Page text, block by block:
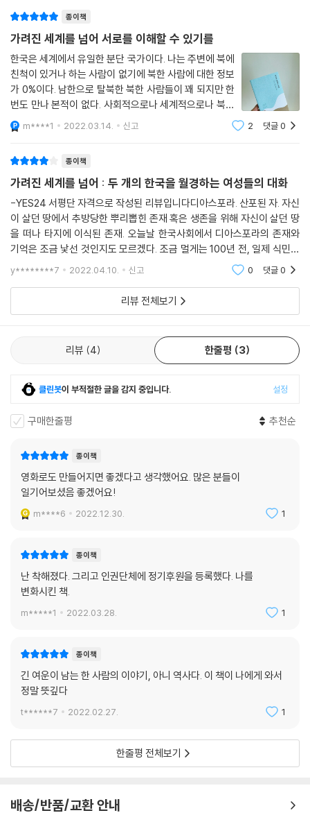
왜 헤어졌고 어떻게 영국에 함께 있는 지, 책에 모두 풀어놓았습니다.
Q 저자 두 분 모두 한국어를 쓰는 한국인인데 정작 한국에서 출간한 책은
번역서입니다. 어쩌다 이런 복잡한 과정을 거치고서야 한국 독자들과 만나
게 되었는지요.
(채세린) 그건 제 글쓰기 언어 때문이에요. 저는 유년기부터 계속 프랑스
어권 나라에 살았거든요. 집에선 한국어를, 바깥에선 영어 프랑스어 스페
인어 등 주로 외국어를 쓰며 자랐죠. 물론 그중에서 모국어인 한국어는 절
듣고는 박지현 님이 프랑스어로 쓰는 게 좋겠다고 제안해 주었고요. 참 고
마운 일이죠. 우린 한국어로 대화를 나누고 한국어 특유의 독특한 감정을
프랑스어로 세심하게 표현할 수 있었어요. 지현 님은 프랑스어를 모르니까
쓰면서 일부분씩 영역본으로 확인받고 수정하면서 의견을 교환하는, 그런
과정을 거쳤어요. 우리 둘 다 아주 만족해요.
Q 그래서 프랑스 출판사에서 먼저 나온 거군요. 두 분 다 첫 작품이고 프랑
(채세린) 작업을 하면서 글 일부를 평소 눈여겨 본 프랑스 출판사에 보냈
어요. 프랑스에선 완성된 원고를 보내도 출판 계약으로 이어지기 어려운
현실인데 이례적이죠. 이렇게 출간으로 수월하게 이어진 이유는 프랑스인
들이 한반도 상황에 관심이 많기 때문이기도 해요. 그 사람들은 특정 이슈
에 깊이 파고드는 성향이 있거든요. 이 주제가 눈에 띈 거죠. 세계에서 유일
한 분단국가잖아요. 게다가 북한과 남한 사람이, 그것도 ‘여성’이 함께 한
작업이라는 점에 지대한 관심을 보이더군요. 저희 둘 다 60년대에 태어났
민학교(현 초등학교) 3년을 한국에서 다녔는데 북한은 나쁘고 무서운 나
라로 인식했어요, 지현 님 역시 남한을 무찔러야 할 대상으로만 교육받았
죠. 그 탓에 처음엔 서로를 경계 지을 수밖에 없었어요. 우리는 5년 가까이
만나 대화를 나누면서 우리를 나눴던 그 지점이 무엇인지를 알아냈죠. 서
인 이유죠.
Q 이 책이 기존 탈북자가 쓴 책과 다른 점이 있다면 무엇을 들 수 있을까
요?
(채세린) 유럽에는 북한 관련 책이 많아요. 탈북민이 쓴 책도 있고요. 최근
데 요약하면 이래요.
이나 가난, 불행, 독재가 아니라 사회문화를 섬세하게 기록한 작품이다. 이
책의 독창성은 두 주인공의 만남에 있다.”
딱 이거예요. 이 책은 정치적인 것이 아니에요. 인간에 대한 책이죠. 우리
에는 탈북민이 쓴 책이 꽤 있는데 그들의 책은 대체로 북한에서 이런 일을
당했다, 북한은 지옥이다, 공산당은 나쁘다고 토해내는 등 일부 과장되거
이 책은 달라요. 김일성 · 김정일 시대를 거친 한 여성의 일상을 통해 그 당
시 시대상을 담은 이야기를 다른 한 사람이 문학적으로 재구성한 기록물이
종이책
가려진 세계를 넘어 서로를 이해할 수 있기를
한국은 세계에서 유일한 분단 국가이다. 나는 주변에 북에
친척이 있거나 하는 사람이 없기에 북한 사람에 대한 정보
가 0%이다. 남한으로 탈북한 북한 사람들이 꽤 되지만 한
번도 만나 본적이 없다. 사회적으로나 세계적으로나 북한
은 여전히 미지의 세계이자 국가이기도 하다. 이 책은 하
나의 한국에서 두 개의 한국의 여성에 대한 이야기라고 해
m****1 2022.03.14. 신고 2 댓글0
종이책
가려진 세계를 넘어 : 두 개의 한국을 월경하는 여성들의 대화
-YES24 서평단 자격으로 작성된 리뷰입니다디아스포라. 산포된 자. 자신
이 살던 땅에서 추방당한 뿌리뽑힌 존재 혹은 생존을 위해 자신이 살던 땅
을 떠나 타지에 이식된 존재. 오늘날 한국사회에서 디아스포라의 존재와
기억은 조금 낯선 것인지도 모르겠다. 조금 멀게는 100년 전, 일제 식민치
하에서 조선인들은 만주로, 일본으로, 하와이로, 멕시코로, 중앙아시아 등
지로 강제 이주를
y********7 2022.04.10. 신고 0 댓글0
리뷰 전체보기
리뷰 4 한줄평 3
클린봇이 부적절한 글을 감지 중입니다. 설정
구매한줄평 추천순
종이책
영화로도 만들어지면 좋겠다고 생각했어요. 많은 분들이
일기어보셨음 좋겠어요!
m****6 2022.12.30. 1
종이책
난 착해졌다. 그리고 인권단체에 정기후원을 등록했다. 나를
변화시킨 책.
m*****1 2022.03.28. 1
종이책
긴 여운이 남는 한 사람의 이야기, 아니 역사다. 이 책이 나에게 와서
정말 뜻깊다
t******7 2022.02.27. 1
한줄평 전체보기
배송/반품/교환 안내